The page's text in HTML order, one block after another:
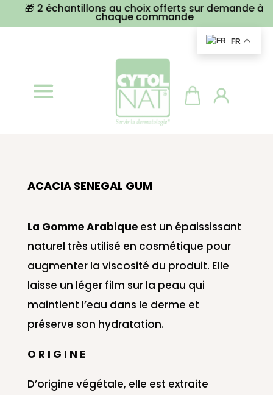
🎁 2 échantillons au choix offerts sur demande à
chaque commande
ACACIA SENEGAL GUM
La Gomme Arabique est un épaississant
naturel très utilisé en cosmétique pour
augmenter la viscosité du produit. Elle
laisse un léger film sur la peau qui
maintient l’eau dans le derme et
préserve son hydratation.
O R I G I N E
D’origine végétale, elle est extraite
FR